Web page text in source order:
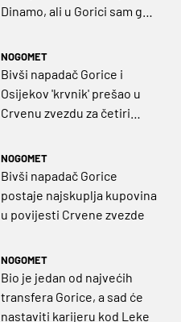
Dinamo, ali u Gorici sam ga
NOGOMET
Bivši napadač Gorice i
Osijekov 'krvnik' prešao u
Crvenu zvezdu za četiri
NOGOMET
Bivši napadač Gorice
postaje najskuplja kupovina
u povijesti Crvene zvezde
NOGOMET
Bio je jedan od najvećih
transfera Gorice, a sad će
nastaviti karijeru kod Leke